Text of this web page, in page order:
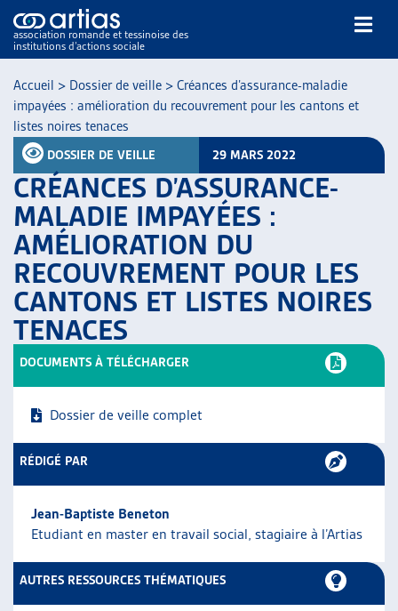
association romande et tessinoise des
institutions d’actions sociale
NOS PUBLICATIONS
ARTICLES
DOSSIERS DU MOIS
VEILLE
RESSOURCES
THÉMATIQUES
GUIDE SOCIAL ROMAND
AUTRES
ARTIAS
PROJETS ET ACTIVITÉS
Accueil > Dossier de veille > Créances d’assurance-maladie
impayées : amélioration du recouvrement pour les cantons et
listes noires tenaces
DOSSIER DE VEILLE 29 MARS 2022
CRÉANCES D’ASSURANCE-
MALADIE IMPAYÉES :
AMÉLIORATION DU
RECOUVREMENT POUR LES
CANTONS ET LISTES NOIRES
TENACES
DOCUMENTS À TÉLÉCHARGER
Dossier de veille complet
RÉDIGÉ PAR
Jean-Baptiste Beneton
Etudiant en master en travail social, stagiaire à l’Artias
AUTRES RESSOURCES THÉMATIQUES